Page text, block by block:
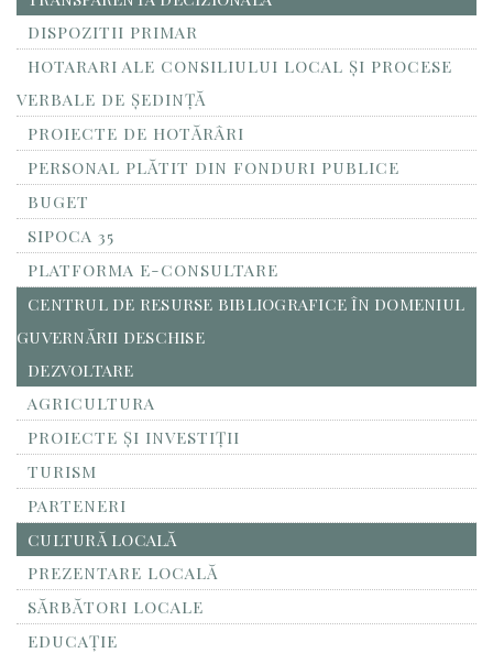
DISPOZITII PRIMAR
HOTARARI ALE CONSILIULUI LOCAL ȘI PROCESE
VERBALE DE ȘEDINȚĂ
PROIECTE DE HOTĂRÂRI
PERSONAL PLĂTIT DIN FONDURI PUBLICE
BUGET
SIPOCA 35
PLATFORMA E-CONSULTARE
CENTRUL DE RESURSE BIBLIOGRAFICE ÎN DOMENIUL
GUVERNĂRII DESCHISE
DEZVOLTARE
AGRICULTURA
PROIECTE ȘI INVESTIȚII
TURISM
PARTENERI
CULTURĂ LOCALĂ
PREZENTARE LOCALĂ
SĂRBĂTORI LOCALE
EDUCAȚIE